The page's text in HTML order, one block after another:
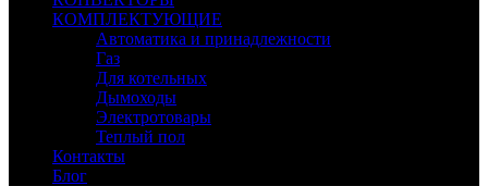
КОМПЛЕКТУЮЩИЕ
Автоматика и принадлежности
Газ
Для котельных
Дымоходы
Электротовары
Теплый пол
Контакты
Блог